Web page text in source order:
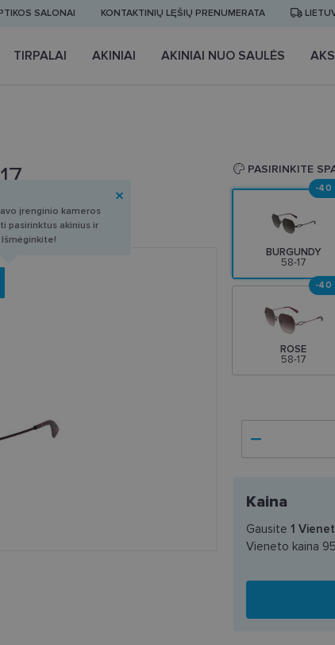
SALONAI KONTAKTINIŲ LĘŠIŲ PRENUMERATA
TIRPALAI AKINIAI AKINIAI NUO SAULĖS
įrenginio kameros
pasirinktus akinius ir
PASIRINKITE
BURGUNDY
58-17
-40
ROSE
58-17
-40
Kaina
Gausite 1
Vieneto kaina